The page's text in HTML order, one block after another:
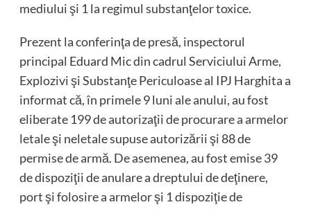
mediului şi 1 la regimul substanţelor toxice.
Prezent la conferinţa de presă, inspectorul
principal Eduard Mic din cadrul Serviciului Arme,
Explozivi şi Substanţe Periculoase al IPJ Harghita a
informat că, în primele 9 luni ale anului, au fost
eliberate 199 de autorizaţii de procurare a armelor
letale şi neletale supuse autorizării şi 88 de
permise de armă. De asemenea, au fost emise 39
de dispoziţii de anulare a dreptului de deţinere,
port şi folosire a armelor şi 1 dispoziţie de